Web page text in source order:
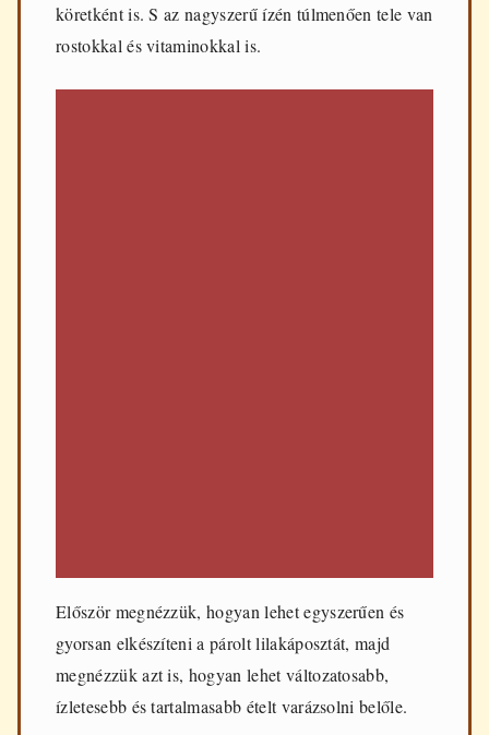
köretként is. S az nagyszerű ízén túlmenően tele van
rostokkal és vitaminokkal is.
Először megnézzük, hogyan lehet egyszerűen és
gyorsan elkészíteni a párolt lilakáposztát, majd
megnézzük azt is, hogyan lehet változatosabb,
ízletesebb és tartalmasabb ételt varázsolni belőle.